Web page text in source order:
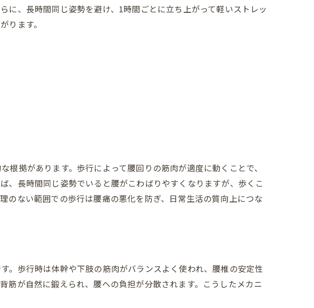
トグッズ活用法
ア術
ルフケア習慣
に、長時間同じ姿勢を避け、1時間ごとに立ち上がって軽いストレッ
ります。
拠があります。歩行によって腰回りの筋肉が適度に動くことで、
、長時間同じ姿勢でいると腰がこわばりやすくなりますが、歩くこ
のない範囲での歩行は腰痛の悪化を防ぎ、日常生活の質向上につな
。歩行時は体幹や下肢の筋肉がバランスよく使われ、腰椎の安定性
筋が自然に鍛えられ、腰への負担が分散されます。こうしたメカニ